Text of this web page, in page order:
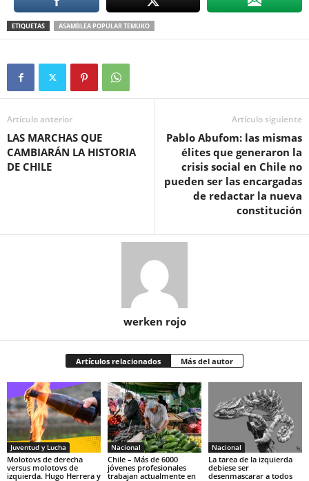
ETIQUETAS ASAMBLEA POPULAR TEMUKO
Artículo anterior
LAS MARCHAS QUE
CAMBIARÁN LA HISTORIA
DE CHILE
Artículo siguiente
Pablo Abufom: las mismas
élites que generaron la
crisis social en Chile no
pueden ser las encargadas
de redactar la nueva
constitución
werken rojo
Artículos relacionados Más del autor
Juventud y Lucha
Molotovs de derecha
versus molotovs de
izquierda. Hugo Herrera y
Nacional
Chile – Más de 6000
jóvenes profesionales
trabajan actualmente en
Nacional
La tarea de la izquierda
debiese ser
desenmascarar a todos